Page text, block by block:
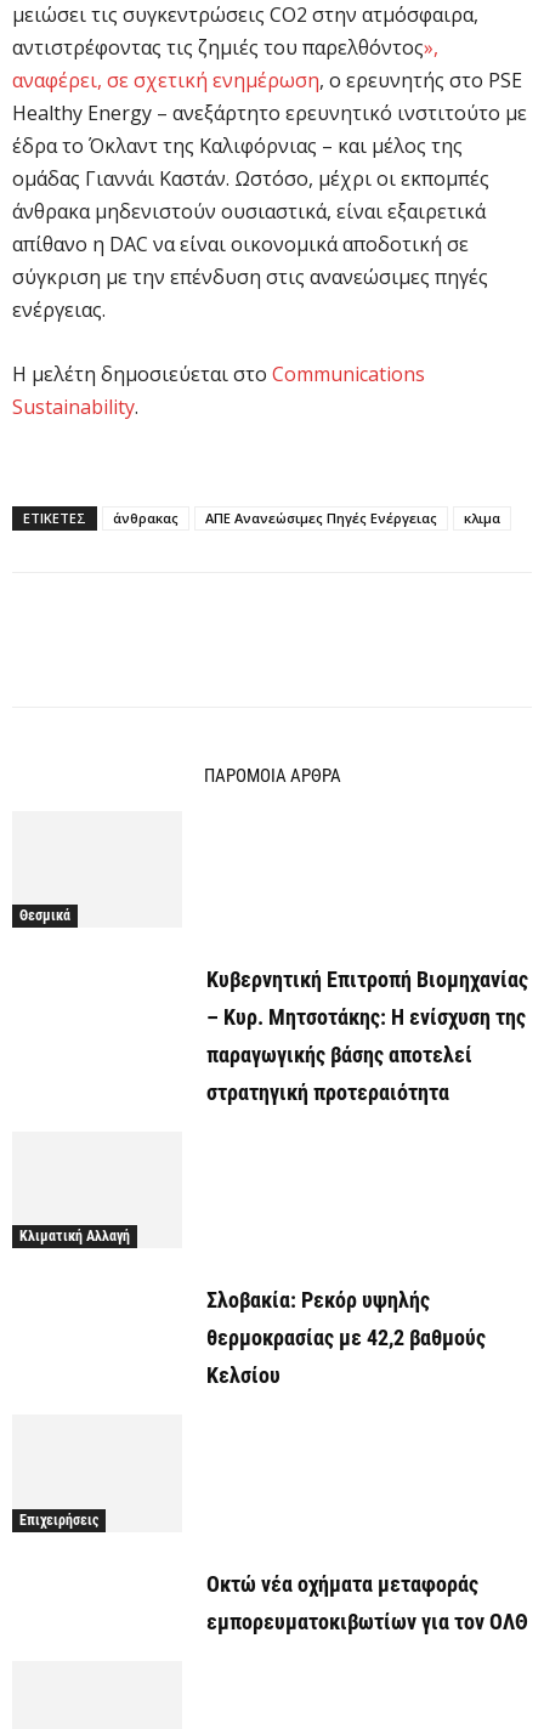
μειώσει τις συγκεντρώσεις CO2 στην ατμόσφαιρα,
αντιστρέφοντας τις ζημιές του παρελθόντος»,
αναφέρει, σε σχετική ενημέρωση, ο ερευνητής στο PSE
Healthy Energy – ανεξάρτητο ερευνητικό ινστιτούτο με
έδρα το Όκλαντ της Καλιφόρνιας – και μέλος της
ομάδας Γιαννάι Καστάν. Ωστόσο, μέχρι οι εκπομπές
άνθρακα μηδενιστούν ουσιαστικά, είναι εξαιρετικά
απίθανο η DAC να είναι οικονομικά αποδοτική σε
σύγκριση με την επένδυση στις ανανεώσιμες πηγές
ενέργειας.
Η μελέτη δημοσιεύεται στο Communications
Sustainability.
ΕΤΙΚΕΤΕΣ άνθρακας ΑΠΕ Ανανεώσιμες Πηγές Ενέργειας κλιμα
ΠΑΡΟΜΟΙΑ ΑΡΘΡΑ
Θεσμικά
Κυβερνητική Επιτροπή Βιομηχανίας
– Κυρ. Μητσοτάκης: Η ενίσχυση της
παραγωγικής βάσης αποτελεί
στρατηγική προτεραιότητα
Κλιματική Αλλαγή
Σλοβακία: Ρεκόρ υψηλής
θερμοκρασίας με 42,2 βαθμούς
Κελσίου
Επιχειρήσεις
Οκτώ νέα οχήματα μεταφοράς
εμπορευματοκιβωτίων για τον ΟΛΘ